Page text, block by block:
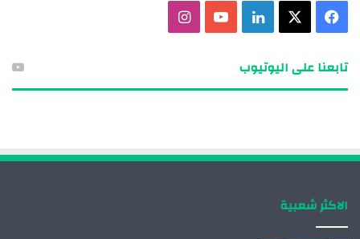
تابعنا على اليوتيوب
الاكثر شعبية